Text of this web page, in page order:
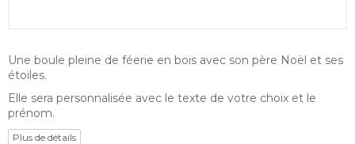
Une boule pleine de féerie en bois avec son père Noël et ses
étoiles.
Elle sera personnalisée avec le texte de votre choix et le
prénom.
Plus de détails